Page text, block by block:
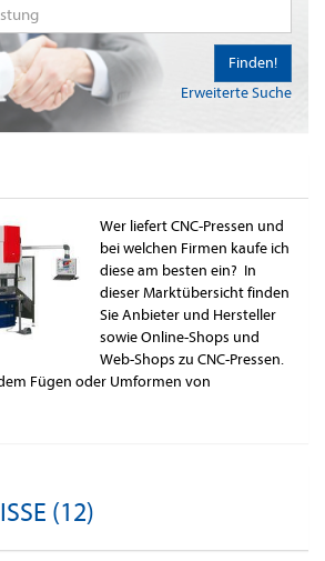
Erweiterte Suche
Finden!
Wer liefert CNC-Pressen und
bei welchen Firmen kaufe ich
diese am besten ein? In
dieser Marktübersicht finden
Sie Anbieter und Hersteller
sowie Online-Shops und
Web-Shops zu CNC-Pressen.
Fügen oder Umformen von
(12)